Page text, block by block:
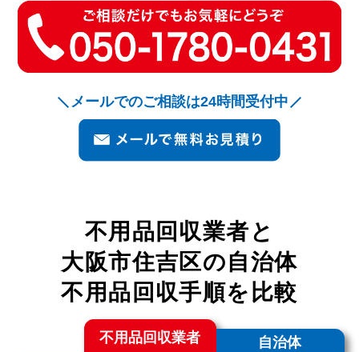
対応エリア
お客様の声
よくある質問
メールでのご相談は24時間受付中
不用品回収業者と
大阪市住吉区の自治体
不用品回収手順を比較
不用品回収業者 自治体